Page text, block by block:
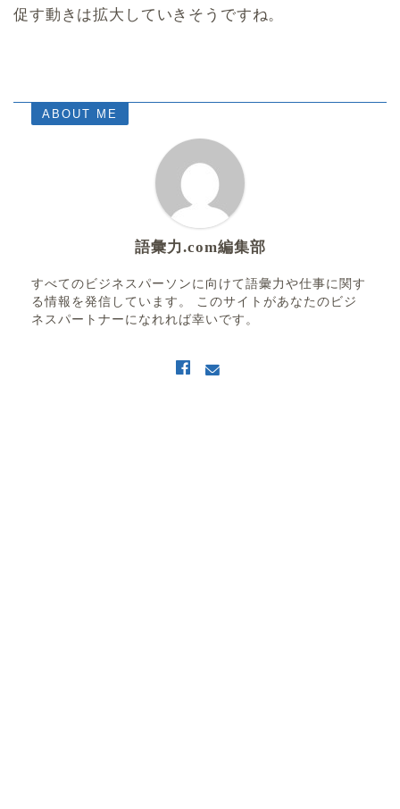
促す動きは拡大していきそうですね。
ABOUT ME
語彙力.com編集部
すべてのビジネスパーソンに向けて語彙力や仕事に関す
る情報を発信しています。 このサイトがあなたのビジ
ネスパートナーになれれば幸いです。